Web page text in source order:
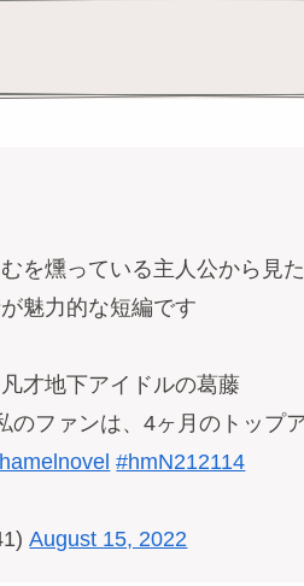
を燻っている主人公から見た
魅力的な短編です
才地下アイドルの葛藤
のファンは、4ヶ月のトップ
#hmN212114
August 15, 2022